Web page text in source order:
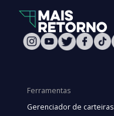
Ferramentas
Gerenciador de carteiras